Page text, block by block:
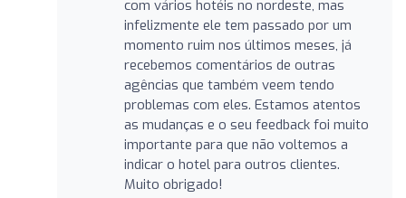
com vários hotéis no nordeste, mas
infelizmente ele tem passado por um
momento ruim nos últimos meses, já
recebemos comentários de outras
agências que também veem tendo
problemas com eles. Estamos atentos
as mudanças e o seu feedback foi muito
importante para que não voltemos a
indicar o hotel para outros clientes.
Muito obrigado!